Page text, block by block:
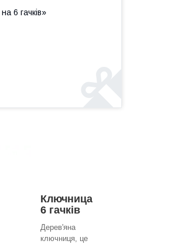
6 гачків»
Ключница
6 гачків
Дерев'яна
ключниця, це